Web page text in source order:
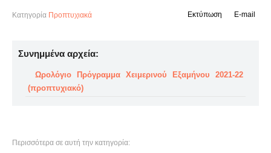
Κατηγορία Προπτυχιακά E-mail
Εκτύπωση
Συνημμένα αρχεία:
Ωρολόγιο Πρόγραμμα Χειμερινού Εξαμήνου 2021-22
(προπτυχιακό)
Περισσότερα σε αυτή την κατηγορία: